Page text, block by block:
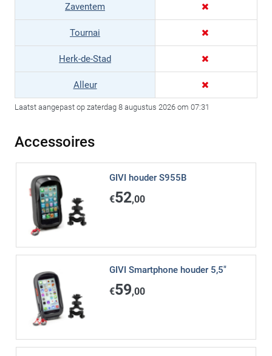
Zaventem
Tournai
Herk-de-Stad
Alleur
Laatst aangepast op zaterdag 8 augustus 2026 om 07:31
Accessoires
GIVI houder S955B
€52,00
GIVI Smartphone houder 5,5"
€59,00